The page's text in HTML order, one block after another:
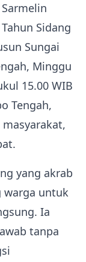
Sidang
Sungai
Minggu
15.00 WIB
Tengah,
yang akrab
warga untuk
Ia
tanpa